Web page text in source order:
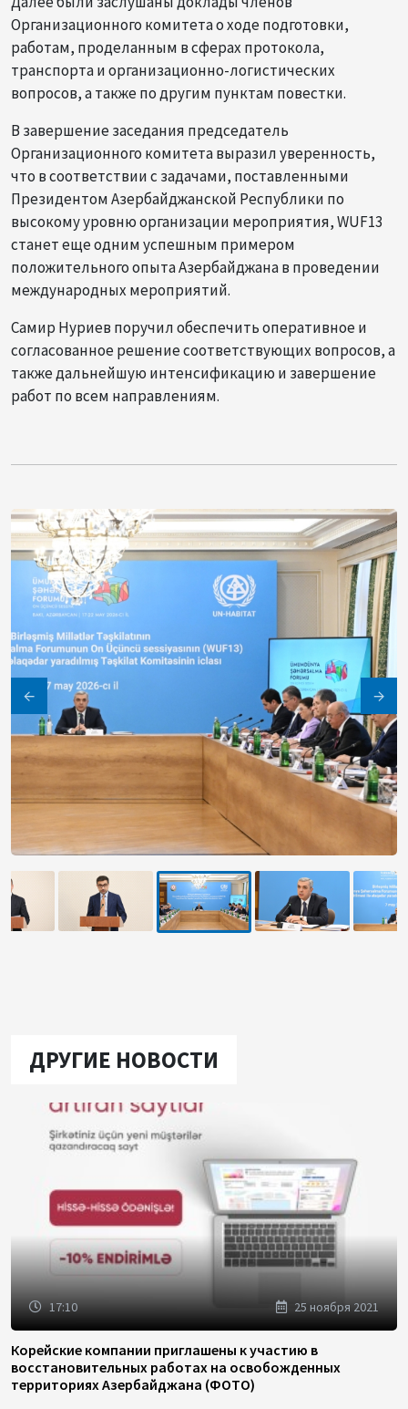
Организационного комитета о ходе подготовки,
работам, проделанным в сферах протокола,
транспорта и организационно-логистических
вопросов, а также по другим пунктам повестки.
В завершение заседания председатель
Организационного комитета выразил уверенность,
что в соответствии с задачами, поставленными
Президентом Азербайджанской Республики по
высокому уровню организации мероприятия, WUF13
станет еще одним успешным примером
положительного опыта Азербайджана в проведении
международных мероприятий.
Самир Нуриев поручил обеспечить оперативное и
согласованное решение соответствующих вопросов, а
также дальнейшую интенсификацию и завершение
работ по всем направлениям.
ДРУГИЕ НОВОСТИ
17:10 25 ноября 2021
Корейские компании приглашены к участию в
восстановительных работах на освобожденных
территориях Азербайджана (ФОТО)